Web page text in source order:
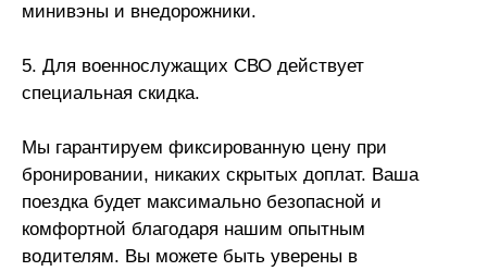
минивэны и внедорожники.
5. Для военнослужащих СВО действует
специальная скидка.
Мы гарантируем фиксированную цену при
бронировании, никаких скрытых доплат. Ваша
поездка будет максимально безопасной и
комфортной благодаря нашим опытным
водителям. Вы можете быть уверены в